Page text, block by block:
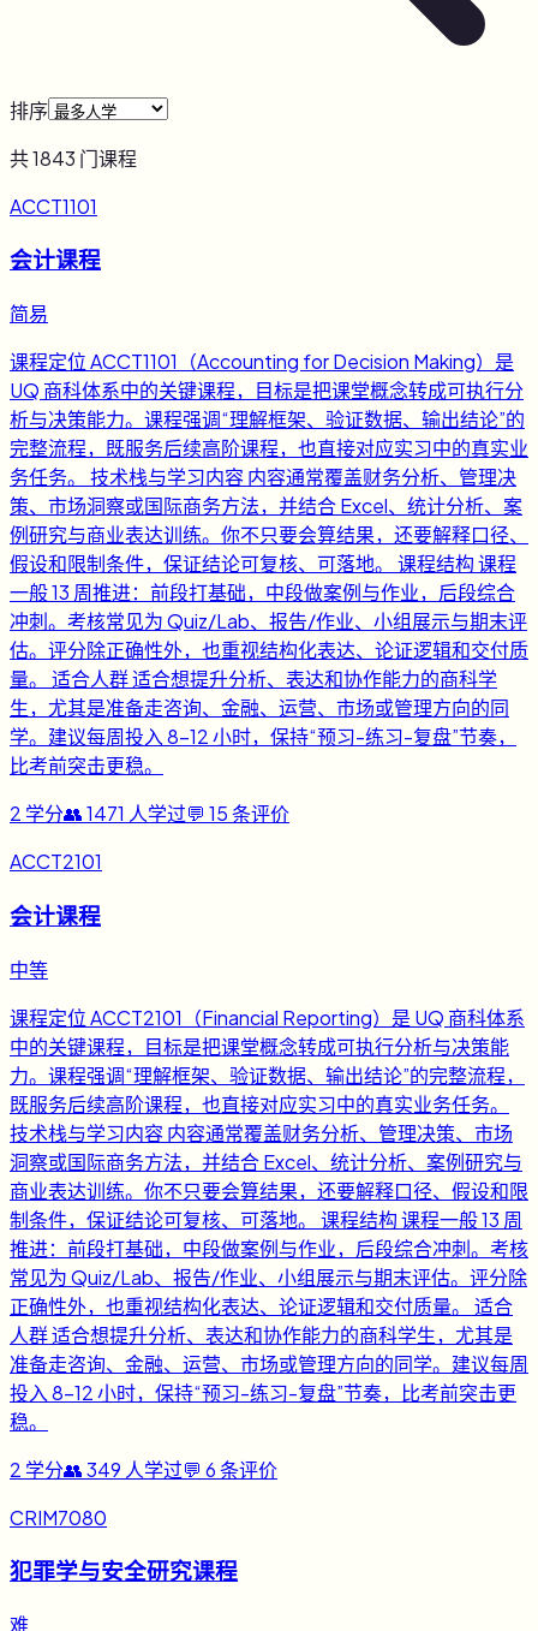
排序
共1843 门课程
ACCT1101
会计课程
简易
课程定位 ACCT1101（Accounting for Decision Making）是
UQ 商科体系中的关键课程，目标是把课堂概念转成可执行分
析与决策能力。课程强调“理解框架、验证数据、输出结论”的
完整流程，既服务后续高阶课程，也直接对应实习中的真实业
务任务。 技术栈与学习内容 内容通常覆盖财务分析、管理决
策、市场洞察或国际商务方法，并结合 Excel、统计分析、案
例研究与商业表达训练。你不只要会算结果，还要解释口径、
假设和限制条件，保证结论可复核、可落地。 课程结构 课程
一般 13 周推进：前段打基础，中段做案例与作业，后段综合
冲刺。考核常见为 Quiz/Lab、报告/作业、小组展示与期末评
估。评分除正确性外，也重视结构化表达、论证逻辑和交付质
量。 适合人群 适合想提升分析、表达和协作能力的商科学
生，尤其是准备走咨询、金融、运营、市场或管理方向的同
学。建议每周投入 8-12 小时，保持“预习-练习-复盘”节奏，
比考前突击更稳。
2 学分👥1471 人学过💬 15条评价
ACCT2101
会计课程
中等
课程定位 ACCT2101（Financial Reporting）是 UQ 商科体系
中的关键课程，目标是把课堂概念转成可执行分析与决策能
力。课程强调“理解框架、验证数据、输出结论”的完整流程，
既服务后续高阶课程，也直接对应实习中的真实业务任务。
技术栈与学习内容 内容通常覆盖财务分析、管理决策、市场
洞察或国际商务方法，并结合 Excel、统计分析、案例研究与
商业表达训练。你不只要会算结果，还要解释口径、假设和限
制条件，保证结论可复核、可落地。 课程结构 课程一般 13 周
推进：前段打基础，中段做案例与作业，后段综合冲刺。考核
常见为 Quiz/Lab、报告/作业、小组展示与期末评估。评分除
正确性外，也重视结构化表达、论证逻辑和交付质量。 适合
人群 适合想提升分析、表达和协作能力的商科学生，尤其是
准备走咨询、金融、运营、市场或管理方向的同学。建议每周
投入 8-12 小时，保持“预习-练习-复盘”节奏，比考前突击更
稳。
2 学分👥349 人学过💬 6条评价
CRIM7080
犯罪学与安全研究课程
难